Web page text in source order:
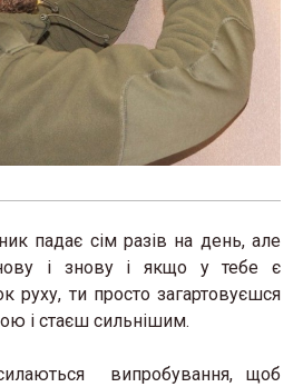
падає сім разів на день, але
і знову і якщо у тебе є
руху, ти просто загартовуєшся
і стаєш сильнішим.
випробування, щоб